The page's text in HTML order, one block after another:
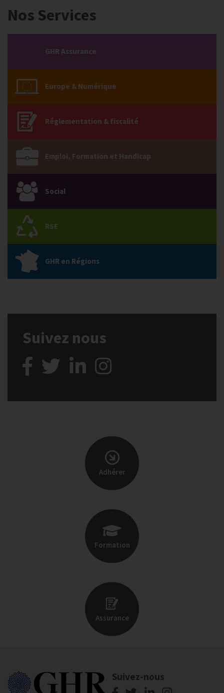
Nos Services
GHR Assurance
Europe & Numérique
Réglementation & fiscalité
Emploi, Formation et Handicap
Social
RSE
GHR en Régions
Suivez nous
Adhérer
Formation
Assurance
Suivez-nous